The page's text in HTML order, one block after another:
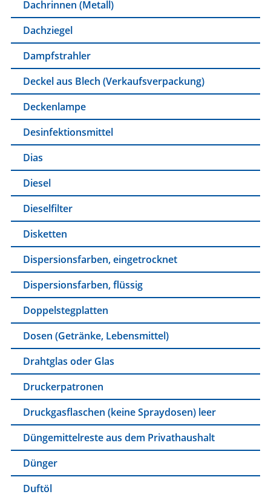
Dachrinnen (Metall)
Dachziegel
Dampfstrahler
Deckel aus Blech (Verkaufsverpackung)
Deckenlampe
Desinfektionsmittel
Dias
Diesel
Dieselfilter
Disketten
Dispersionsfarben, eingetrocknet
Dispersionsfarben, flüssig
Doppelstegplatten
Dosen (Getränke, Lebensmittel)
Drahtglas oder Glas
Druckerpatronen
Druckgasflaschen (keine Spraydosen) leer
Düngemittelreste aus dem Privathaushalt
Dünger
Duftöl